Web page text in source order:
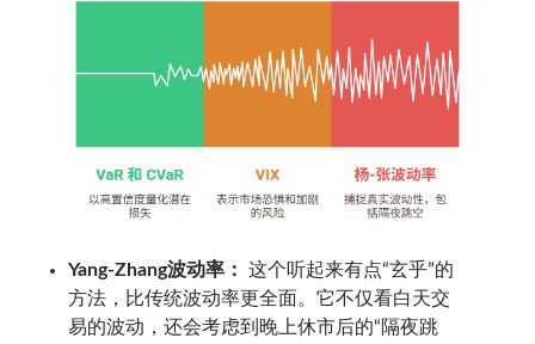
Yang-Zhang波动率：
这个听起来有点“玄乎”的
方法，比传统波动率更全面。它不仅看白天交
易的波动，还会考虑到晚上休市后的“隔夜跳